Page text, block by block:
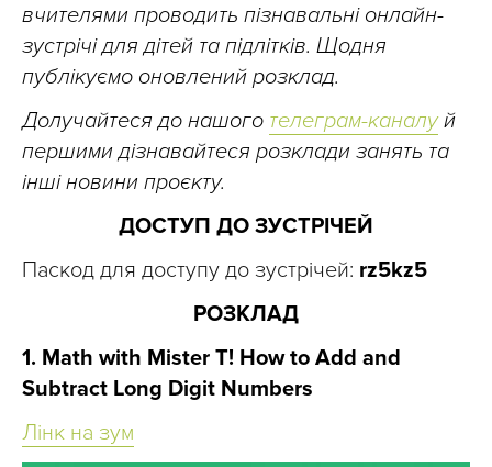
вчителями проводить пізнавальні онлайн-
зустрічі для дітей та підлітків. Щодня
публікуємо оновлений розклад.
Долучайтеся до нашого телеграм-каналуй
першими дізнавайтеся розклади занять та
інші новини проєкту.
ДОСТУП ДО ЗУСТРІЧЕЙ
Паскод для доступу до зустрічей: rz5kz5
РОЗКЛАД
1. Math with Mister T! How to Add and
Subtract Long Digit Numbers
Лінк на зум